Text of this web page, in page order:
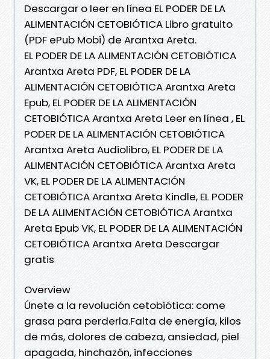
Descargar o leer en línea EL PODER DE LA
ALIMENTACIÓN CETOBIÓTICA Libro gratuito
(PDF ePub Mobi) de Arantxa Areta.
EL PODER DE LA ALIMENTACIÓN CETOBIÓTICA
Arantxa Areta PDF, EL PODER DE LA
ALIMENTACIÓN CETOBIÓTICA Arantxa Areta
Epub, EL PODER DE LA ALIMENTACIÓN
CETOBIÓTICA Arantxa Areta Leer en línea , EL
PODER DE LA ALIMENTACIÓN CETOBIÓTICA
Arantxa Areta Audiolibro, EL PODER DE LA
ALIMENTACIÓN CETOBIÓTICA Arantxa Areta
VK, EL PODER DE LA ALIMENTACIÓN
CETOBIÓTICA Arantxa Areta Kindle, EL PODER
DE LA ALIMENTACIÓN CETOBIÓTICA Arantxa
Areta Epub VK, EL PODER DE LA ALIMENTACIÓN
CETOBIÓTICA Arantxa Areta Descargar
gratis
Overview
Únete a la revolución cetobiótica: come
grasa para perderla.Falta de energía, kilos
de más, dolores de cabeza, ansiedad, piel
apagada, hinchazón, infecciones